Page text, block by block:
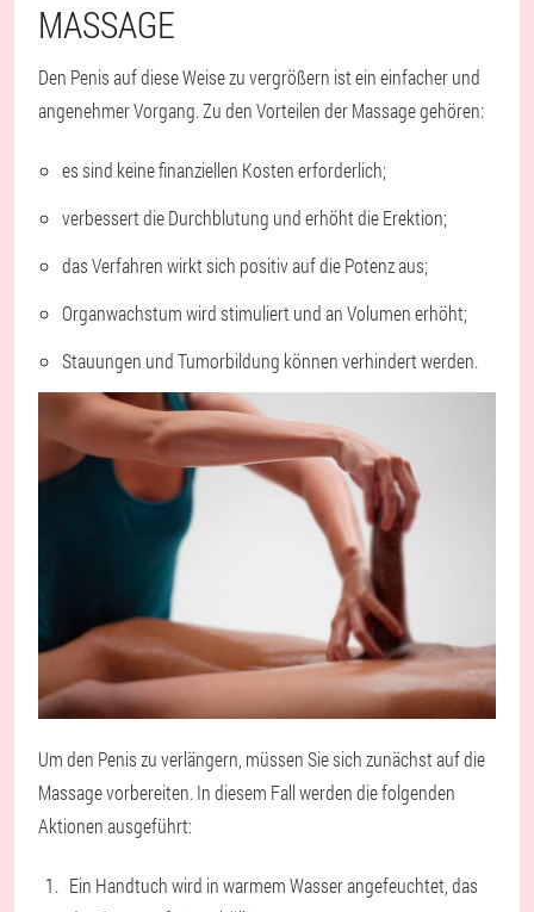
MASSAGE
Den Penis auf diese Weise zu vergrößern ist ein einfacher und
angenehmer Vorgang. Zu den Vorteilen der Massage gehören:
es sind keine finanziellen Kosten erforderlich;
verbessert die Durchblutung und erhöht die Erektion;
das Verfahren wirkt sich positiv auf die Potenz aus;
Organwachstum wird stimuliert und an Volumen erhöht;
Stauungen und Tumorbildung können verhindert werden.
Um den Penis zu verlängern, müssen Sie sich zunächst auf die
Massage vorbereiten. In diesem Fall werden die folgenden
Aktionen ausgeführt:
Ein Handtuch wird in warmem Wasser angefeuchtet, das